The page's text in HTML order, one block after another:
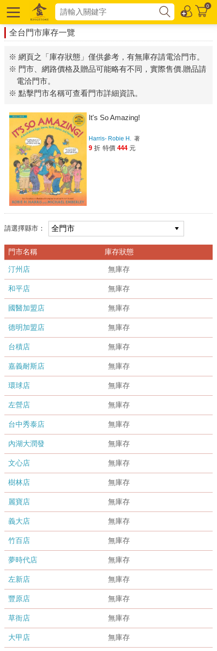
0
全台門市庫存一覽
※ 網頁之「庫存狀態」僅供參考，有無庫存請電洽門市。
※ 門市、網路價格及贈品可能略有不同，實際售價.贈品請
電洽門市。
※ 點擊門市名稱可查看門市詳細資訊。
It's So Amazing!
Harris- Robie H. 著
9 折 特價 444 元
請選擇縣市：
門市名稱 庫存狀態
汀州店 無庫存
和平店 無庫存
國醫加盟店 無庫存
德明加盟店 無庫存
台積店 無庫存
嘉義耐斯店 無庫存
環球店 無庫存
左營店 無庫存
台中秀泰店 無庫存
內湖大潤發 無庫存
文心店 無庫存
樹林店 無庫存
麗寶店 無庫存
義大店 無庫存
竹百店 無庫存
夢時代店 無庫存
左新店 無庫存
豐原店 無庫存
草衙店 無庫存
大甲店 無庫存